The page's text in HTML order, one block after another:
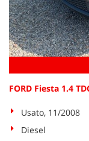
FORD Fiesta 1.4
Usato, 11/2008
Diesel